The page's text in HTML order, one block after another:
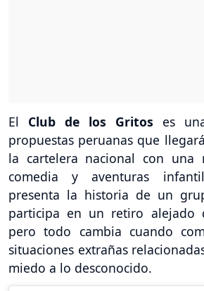
El Club de los Gritos es
propuestas peruanas que
la cartelera nacional con una
comedia y aventuras
presenta la historia de un
participa en un retiro alejado
pero todo cambia cuando
situaciones extrañas
miedo a lo desconocido.